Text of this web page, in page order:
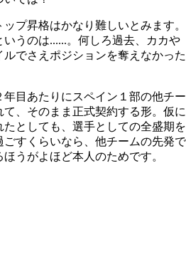
ップ昇格はかなり難しいとみます。
うのは......。何しろ過去、カカや
でさえポジションを奪えなかった
目あたりにスペイン１部の他チー
、そのまま正式契約する形。仮に
としても、選手としての全盛期を
すくらいなら、他チームの先発で
うがよほど本人のためです。